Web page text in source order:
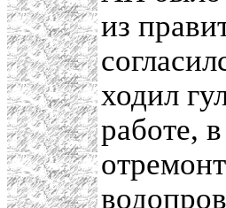
из
ходил
работе,